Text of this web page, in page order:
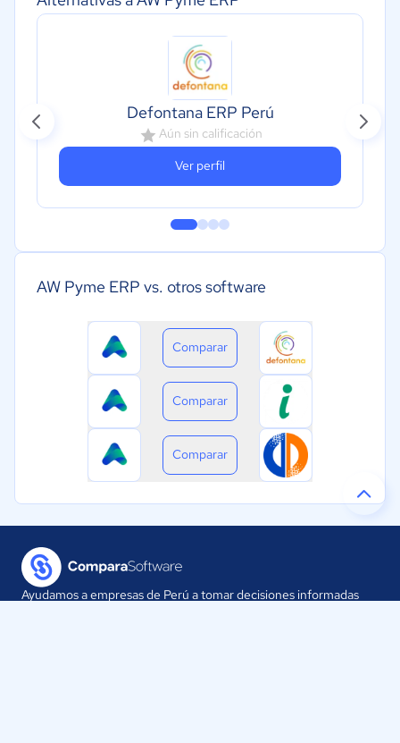
Defontana ERP Perú
Aún sin calificación
Ver perfil
AW Pyme ERP vs. otros software
Comparar
Comparar
Comparar
Ayudamos a empresas de Perú a tomar decisiones informadas